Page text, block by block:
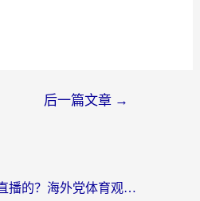
后一篇文章 →
在香港怎么看cba直播的？海外党体育观赛终极指南：告别版权限制，畅享中文解说